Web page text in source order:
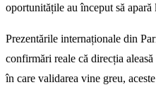
oportunitățile au început să apară
Prezentările internaționale din
confirmări reale că direcția
în care validarea vine greu,